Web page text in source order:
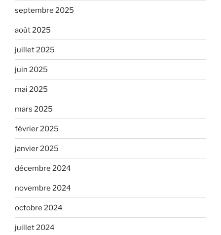
septembre 2025
août 2025
juillet 2025
juin 2025
mai 2025
mars 2025
février 2025
janvier 2025
décembre 2024
novembre 2024
octobre 2024
juillet 2024